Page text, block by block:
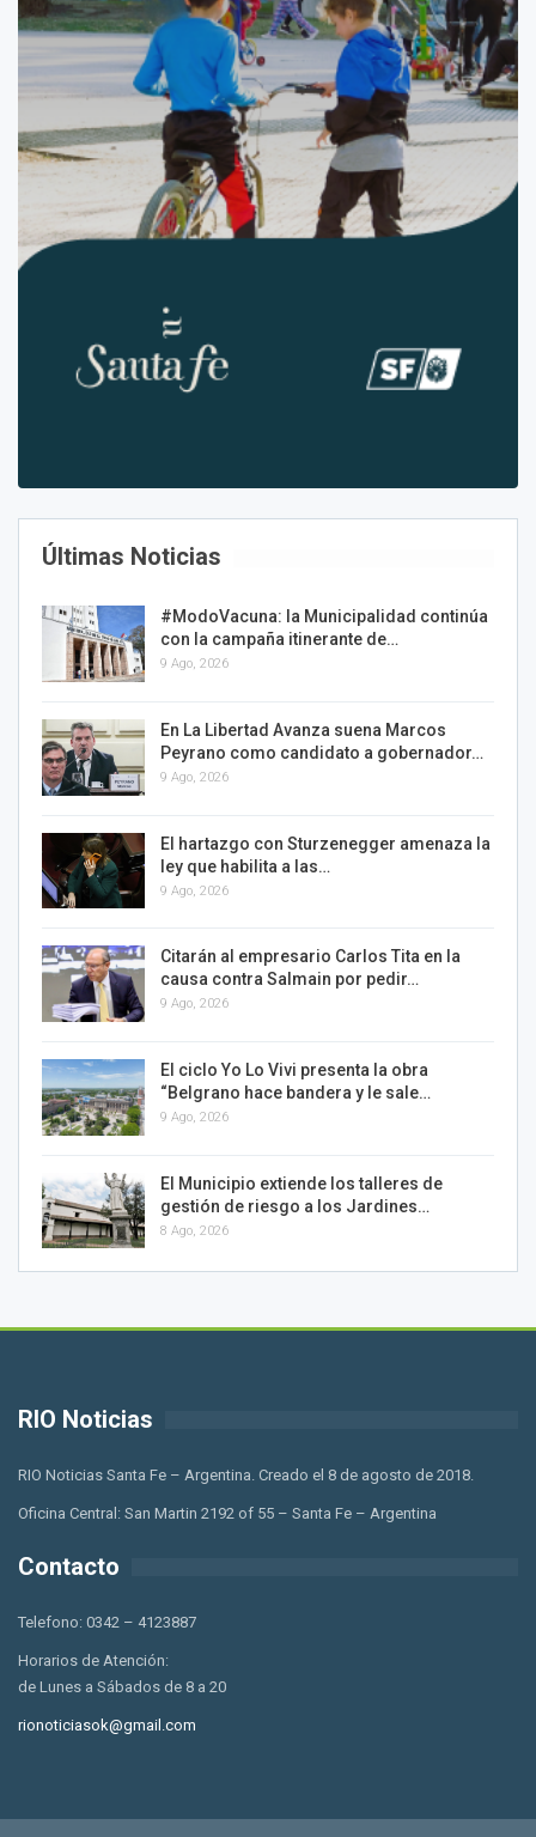
Últimas Noticias
#ModoVacuna: la Municipalidad continúa
con la campaña itinerante de…
9 Ago, 2026
En La Libertad Avanza suena Marcos
Peyrano como candidato a gobernador…
9 Ago, 2026
El hartazgo con Sturzenegger amenaza la
ley que habilita a las…
9 Ago, 2026
Citarán al empresario Carlos Tita en la
causa contra Salmain por pedir…
9 Ago, 2026
El ciclo Yo Lo Vivi presenta la obra
“Belgrano hace bandera y le sale…
9 Ago, 2026
El Municipio extiende los talleres de
gestión de riesgo a los Jardines…
8 Ago, 2026
RIO Noticias
RIO Noticias Santa Fe – Argentina. Creado el 8 de agosto de 2018.
Oficina Central: San Martin 2192 of 55 – Santa Fe – Argentina
Contacto
Telefono: 0342 – 4123887
Horarios de Atención:
de Lunes a Sábados de 8 a 20
rionoticiasok@gmail.com